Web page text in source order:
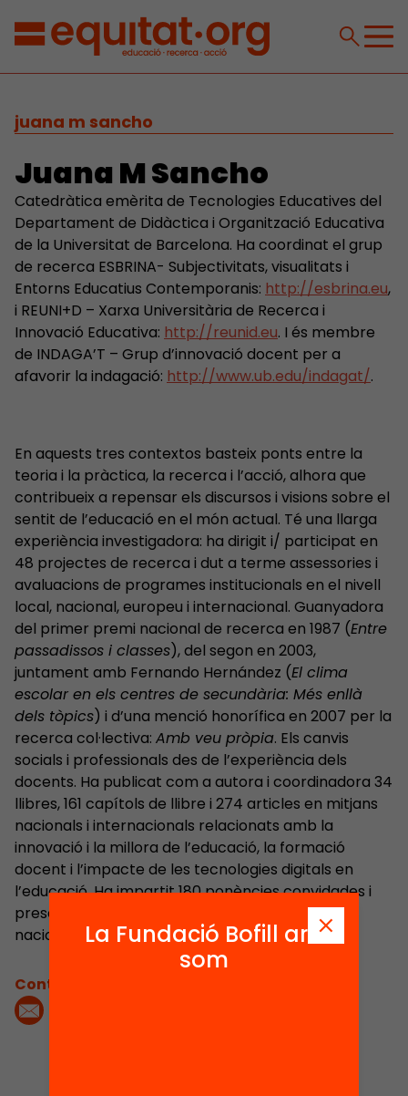
juana m sancho
Juana M Sancho
Catedràtica emèrita de Tecnologies Educatives del
Departament de Didàctica i Organització Educativa
de la Universitat de Barcelona. Ha coordinat el grup
de recerca ESBRINA- Subjectivitats, visualitats i
Entorns Educatius Contemporanis: http://esbrina.eu,
i REUNI+D – Xarxa Universitària de Recerca i
Innovació Educativa: http://reunid.eu. I és membre
de INDAGA’T – Grup d’innovació docent per a
afavorir la indagació: http://www.ub.edu/indagat/.
En aquests tres contextos basteix ponts entre la
teoria i la pràctica, la recerca i l’acció, alhora que
contribueix a repensar els discursos i visions sobre el
sentit de l’educació en el món actual. Té una llarga
experiència investigadora: ha dirigit i/ participat en
48 projectes de recerca i dut a terme assessories i
avaluacions de programes institucionals en el nivell
local, nacional, europeu i internacional. Guanyadora
del primer premi nacional de recerca en 1987 (Entre
passadissos i classes), del segon en 2003,
juntament amb Fernando Hernández (El clima
escolar en els centres de secundària: Més enllà
dels tòpics) i d’una menció honorífica en 2007 per la
recerca col·lectiva: Amb veu pròpia. Els canvis
socials i professionals des de l’experiència dels
docents. Ha publicat com a autora i coordinadora 34
llibres, 161 capítols de llibre i 274 articles en mitjans
nacionals i internacionals relacionats amb la
innovació i la millora de l’educació, la formació
docent i l’impacte de les tecnologies digitals en
l’educació. Ha impartit 180 ponències convidades i
presentat 192 comunicacions en congressos
nacionals i internacionals.
Contacta'm:
La Fundació Bofill ara
som